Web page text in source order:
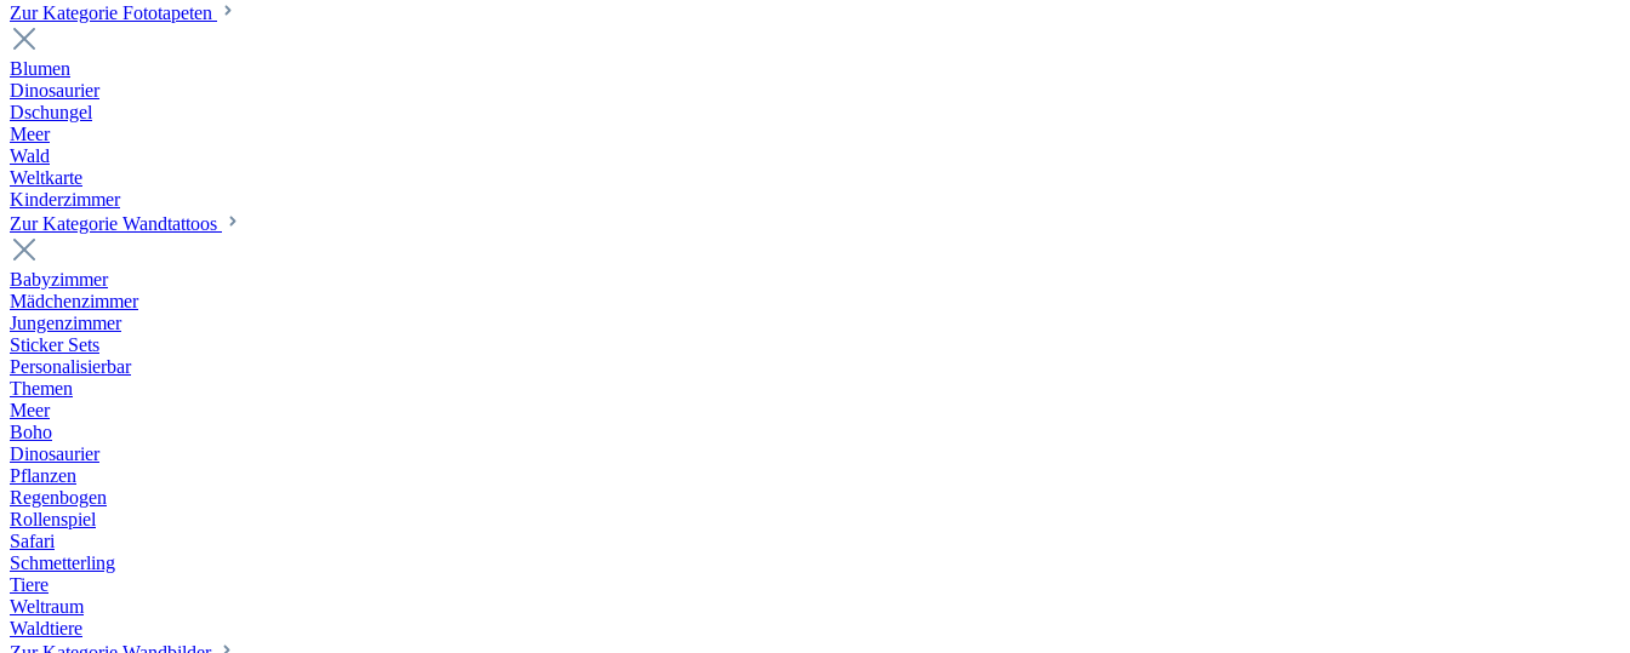
Zur Kategorie Fototapeten
Blumen
Dinosaurier
Dschungel
Meer
Wald
Weltkarte
Kinderzimmer
Zur Kategorie Wandtattoos
Babyzimmer
Mädchenzimmer
Jungenzimmer
Sticker Sets
Personalisierbar
Themen
Meer
Boho
Dinosaurier
Pflanzen
Regenbogen
Rollenspiel
Safari
Schmetterling
Tiere
Weltraum
Waldtiere